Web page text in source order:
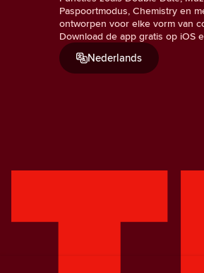
Paspoortmodus, Chemistry en
ontworpen voor elke vorm van
Download de app gratis op iOS
Nederlands